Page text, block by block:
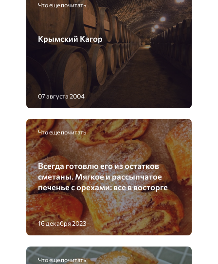
Что еще почитать
Крымский Кагор
07 августа 2004
Что еще почитать
Всегда готовлю его из остатков
сметаны. Мягкое и рассыпчатое
печенье с орехами: все в восторге
16 декабря 2023
Что еще почитать